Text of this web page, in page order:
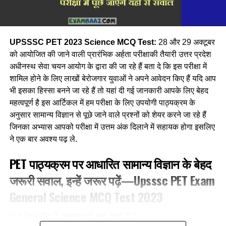
UPSSSC PET 2023 Science MCQ Test: 28 और 29 अक्टूबर
को आयोजित की जाने वाली प्रारंभिक अर्हता परीक्षाकी तैयारी उत्तर प्रदेश
अधीनस्थ सेवा चयन आयोग के द्वारा की जा रहे हैं बता दे कि इस परीक्षा में
शामिल होने के लिए लाखों बेरोजगार युवाओं ने अपने आवेदन किए हैं यदि आप
भी इसका हिस्सा बनने जा रहे हैं तो यहां दी गई जानकारी आपके लिए बेहद
महत्वपूर्ण है इस आर्टिकल में हम परीक्षा के लिए उपयोगी पाठ्यक्रम के
अनुसार सामान्य विज्ञान से पूछे जाने वाले प्रश्नों को शेयर करने जा रहे हैं
जिनका अभ्यास आपको परीक्षा में उत्तम अंक दिलाने में सहायक होगा इसलिए
ने एक बार अवश्य पढ़ ले.
PET पाठ्यक्रम पर आधारित सामान्य विज्ञान के बेहद
जरूरी सवाल, इन्हें जरूर पढ़ें—Upsssc PET Exam
General Science MCQ Test 2023